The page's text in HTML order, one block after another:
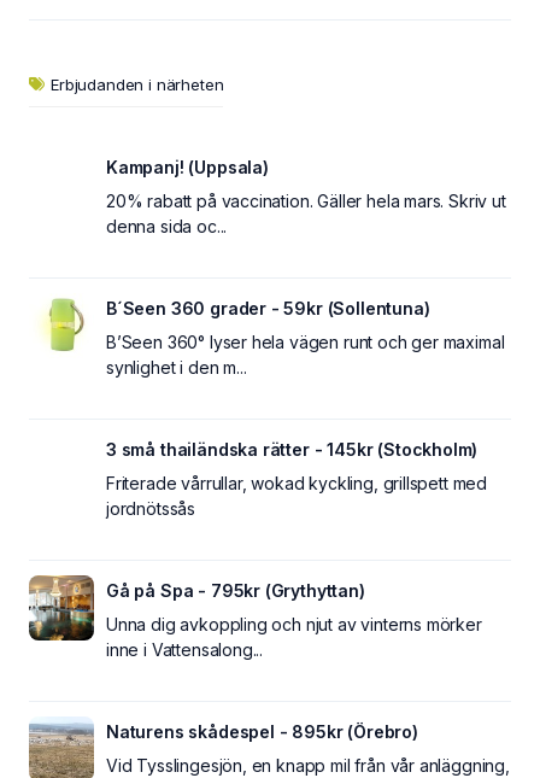
Erbjudanden i närheten
Kampanj! (Uppsala)
20% rabatt på vaccination. Gäller hela mars. Skriv ut
denna sida oc...
B´Seen 360 grader - 59kr (Sollentuna)
B’Seen 360° lyser hela vägen runt och ger maximal
synlighet i den m...
3 små thailändska rätter - 145kr (Stockholm)
Friterade vårrullar, wokad kyckling, grillspett med
jordnötssås
Gå på Spa - 795kr (Grythyttan)
Unna dig avkoppling och njut av vinterns mörker
inne i Vattensalong...
Naturens skådespel - 895kr (Örebro)
Vid Tysslingesjön, en knapp mil från vår anläggning,